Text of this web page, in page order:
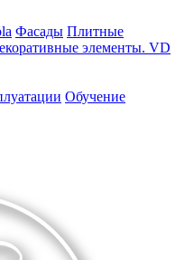
Фасады Плитные
элементы. VD
Обучение